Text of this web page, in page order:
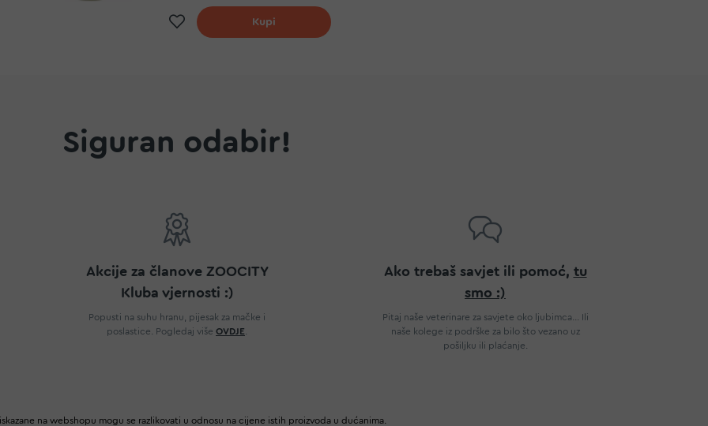
Dodaj na listu želja
Kupi
Siguran odabir!
Akcije za članove ZOOCITY
Kluba vjernosti :)
Popusti na suhu hranu, pijesak za mačke i
poslastice. Pogledaj više OVDJE
Ako trebaš savjet ili pomoć, tu
smo :)
Pitaj naše veterinare za savjete oko ljubimca... Ili
naše kolege iz podrške za bilo što vezano uz
pošiljku ili plaćanje.
na webshopu mogu se razlikovati u odnosu na cijene istih proizvoda u dućanima.